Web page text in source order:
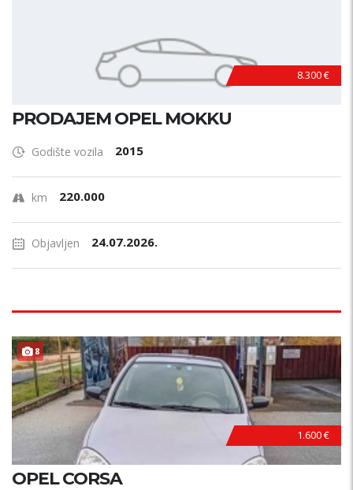
8.300 €
PRODAJEM OPEL MOKKU
Godište vozila 2015
km 220.000
Objavljen 24.07.2026.
8
1.600 €
OPEL CORSA